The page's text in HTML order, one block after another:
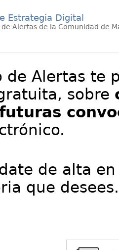
Estrategia Digital
de Alertas de la Comunidad de
de Alertas te
sobre
de alta
que desees.